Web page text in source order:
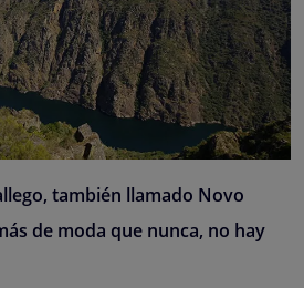
también llamado Novo
de moda que nunca, no hay